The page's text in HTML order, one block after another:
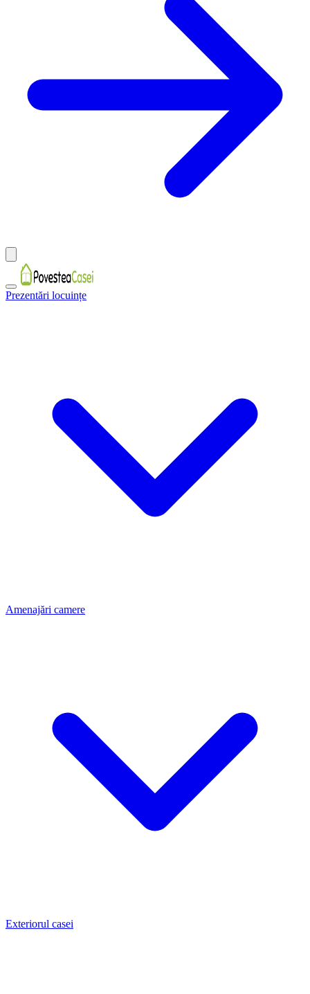
Prezentări locuințe
Amenajări camere
Exteriorul casei